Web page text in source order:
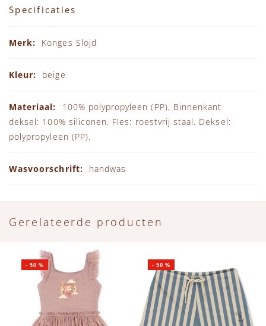
Specificaties
Konges Slojd
beige
100% polypropyleen (PP), Binnenkant
deksel: 100% siliconen. Fles: roestvrij staal. Deksel:
polypropyleen (PP).
handwas
Gerelateerde producten
-50 % -50 %